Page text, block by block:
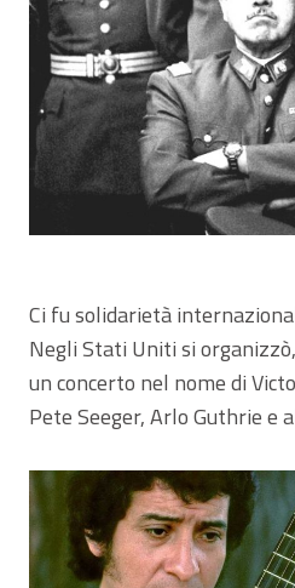
Ci fu solidarietà
Negli Stati Uniti si
un concerto nel nome di
Pete Seeger, Arlo Guthrie e